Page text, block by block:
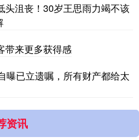
头沮丧！30岁王思雨力竭不该
带来更多获得感
曝已立遗嘱，所有财产都给太
资讯